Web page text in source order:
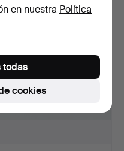
1.156 USD
en nuestra Política
cookies
todas